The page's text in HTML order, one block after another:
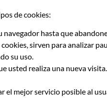
de cookies:
hasta que
sirven para analizar
su uso.
usted realiza una nueva
el mejor servicio posible al